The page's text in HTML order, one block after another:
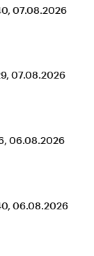
07.08.2026
07.08.2026
06.08.2026
06.08.2026